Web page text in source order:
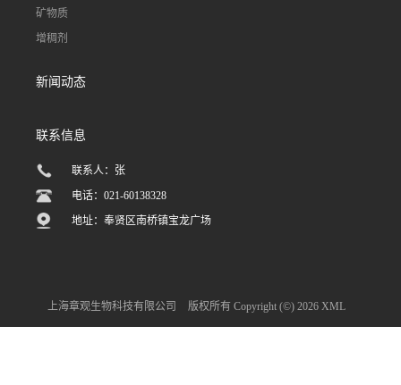
矿物质
增稠剂
新闻动态
联系信息
联系人：张
电话：021-60138328
地址：奉贤区南桥镇宝龙广场
上海章观生物科技有限公司 版权所有 Copyright (©) 2026 XML